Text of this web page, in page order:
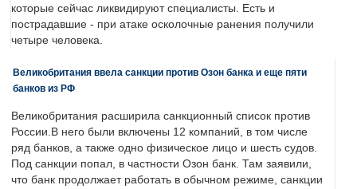
которые сейчас ликвидируют специалисты. Есть и
пострадавшие - при атаке осколочные ранения получили
четыре человека.
Великобритания ввела санкции против Озон банка и еще пяти
банков из РФ
Великобритания расширила санкционный список против
России.В него были включены 12 компаний, в том числе
ряд банков, а также одно физическое лицо и шесть судов.
Под санкции попал, в частности Озон банк. Там заявили,
что банк продолжает работать в обычном режиме, санкции